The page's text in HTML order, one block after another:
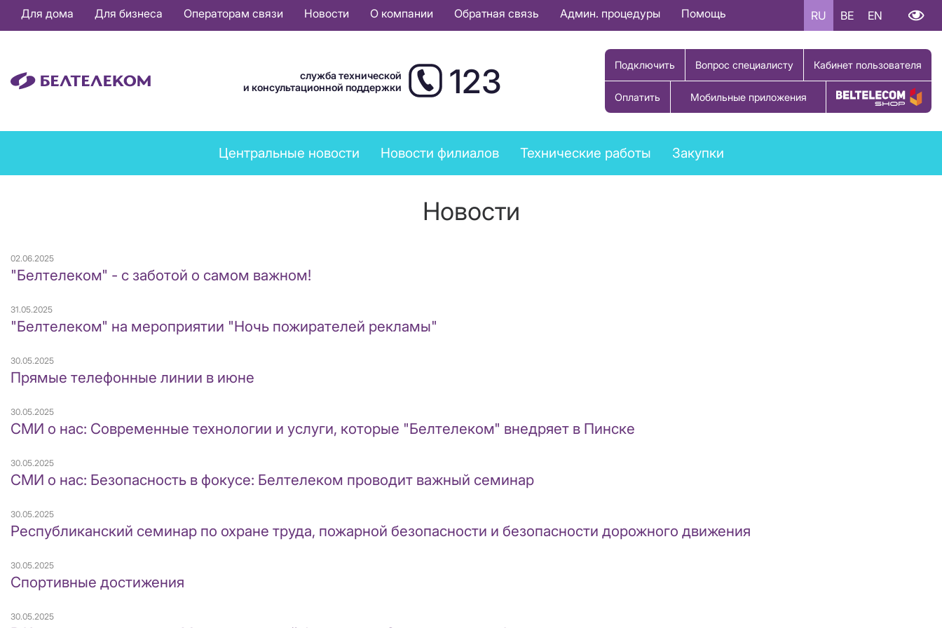
Основная
навигация
Для дома Для бизнеса Операторам связи Новости О компании Обратная связь Админ. процедуры Помощь RU BE EN
служба технической
и консультационной поддержки
123 Подключить Вопрос специалисту Кабинет пользователя
Оплатить Мобильные приложения Купить товар
News
menu
Центральные новости Новости филиалов Технические работы Закупки
Новости
02.06.2025
"Белтелеком" - с заботой о самом важном!
31.05.2025
"Белтелеком" на мероприятии "Ночь пожирателей рекламы"
30.05.2025
Прямые телефонные линии в июне
30.05.2025
СМИ о нас: Современные технологии и услуги, которые "Белтелеком" внедряет в Пинске
30.05.2025
СМИ о нас: Безопасность в фокусе: Белтелеком проводит важный семинар
30.05.2025
Республиканский семинар по охране труда, пожарной безопасности и безопасности дорожного движения
30.05.2025
Спортивные достижения
30.05.2025